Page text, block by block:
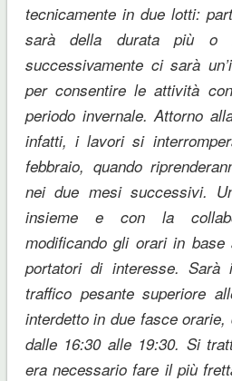
tecnicamente in due lotti:
sarà della durata più o
successivamente ci sarà
per consentire le attività
periodo invernale. Attorno
infatti, i lavori si
febbraio, quando
nei due mesi successivi.
insieme e con la
modificando gli orari in
portatori di interesse.
traffico pesante superiore
interdetto in due fasce
dalle 16:30 alle 19:30. Si
era necessario fare il più